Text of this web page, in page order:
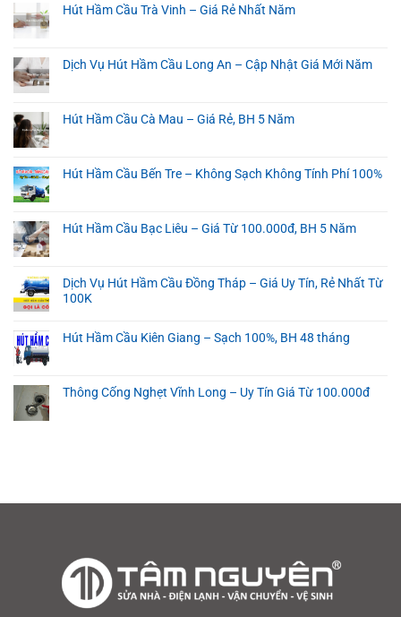
Hút Hầm Cầu Trà Vinh – Giá Rẻ Nhất Năm
Dịch Vụ Hút Hầm Cầu Long An – Cập Nhật Giá Mới Năm
Hút Hầm Cầu Cà Mau – Giá Rẻ, BH 5 Năm
Hút Hầm Cầu Bến Tre – Không Sạch Không Tính Phí 100%
Hút Hầm Cầu Bạc Liêu – Giá Từ 100.000đ, BH 5 Năm
Dịch Vụ Hút Hầm Cầu Đồng Tháp – Giá Uy Tín, Rẻ Nhất Từ
100K
Hút Hầm Cầu Kiên Giang – Sạch 100%, BH 48 tháng
Thông Cống Nghẹt Vĩnh Long – Uy Tín Giá Từ 100.000đ